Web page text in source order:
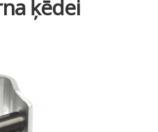
ķēdei